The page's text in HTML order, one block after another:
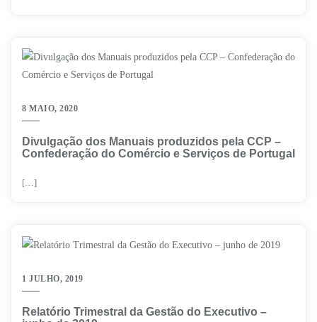
8 MAIO, 2020
Divulgação dos Manuais produzidos pela CCP –
Confederação do Comércio e Serviços de Portugal
[…]
1 JULHO, 2019
Relatório Trimestral da Gestão do Executivo –